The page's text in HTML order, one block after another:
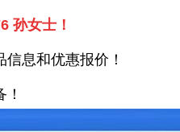
孙女士！
息和优惠报价！
！